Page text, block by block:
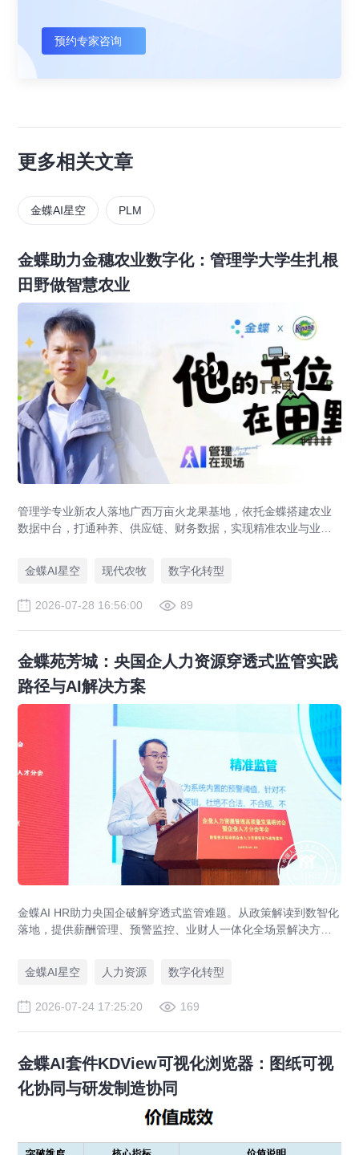
预约专家咨询
更多相关文章
金蝶AI星空 PLM
金蝶助力金穗农业数字化：管理学大学生扎根
田野做智慧农业
管理学专业新农人落地广西万亩火龙果基地，依托金蝶搭建农业
数据中台，打通种养、供应链、财务数据，实现精准农业与业财
金蝶AI星空
现代农牧 数字化转型
2026-07-28 16:56:00 89
金蝶苑芳城：央国企人力资源穿透式监管实践
路径与AI解决方案
金蝶AI HR助力央国企破解穿透式监管难题。从政策解读到数智化
落地，提供薪酬管理、预警监控、业财人一体化全场景解决方
金蝶AI星空
人力资源 数字化转型
2026-07-24 17:25:20 169
金蝶AI套件KDView可视化浏览器：图纸可视
化协同与研发制造协同